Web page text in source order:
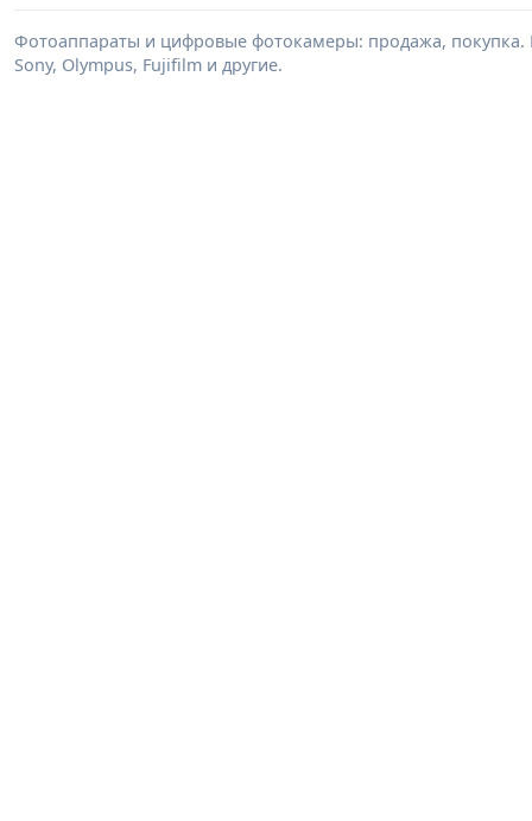
Фотоаппараты и цифровые фотокамеры: продажа, покупка.
Sony, Olympus, Fujifilm и другие.